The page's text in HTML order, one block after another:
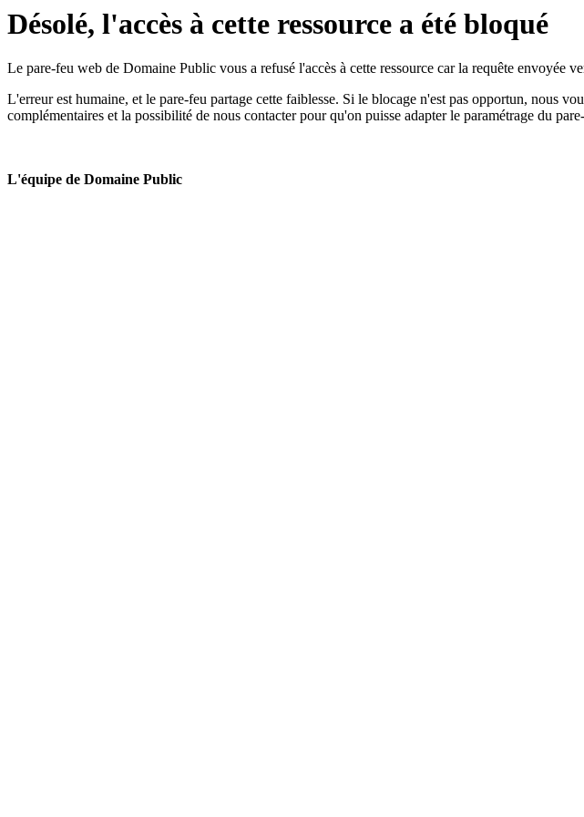
Désolé, l'accès à cette ressource a été bloqué
Le pare-feu web de Domaine Public vous a refusé l'accès à cette ressource car la requête envoyée
L'erreur est humaine, et le pare-feu partage cette faiblesse. Si le blocage n'est pas opportun, nous
complémentaires et la possibilité de nous contacter pour qu'on puisse adapter le paramétrage du
L'équipe de Domaine Public